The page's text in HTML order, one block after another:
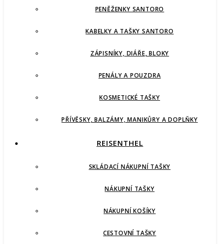
PENĚŽENKY SANTORO
KABELKY A TAŠKY SANTORO
ZÁPISNÍKY, DIÁŘE, BLOKY
PENÁLY A POUZDRA
KOSMETICKÉ TAŠKY
PŘÍVĚSKY, BALZÁMY, MANIKŮRY A DOPLŇKY
REISENTHEL
SKLÁDACÍ NÁKUPNÍ TAŠKY
NÁKUPNÍ TAŠKY
NÁKUPNÍ KOŠÍKY
CESTOVNÍ TAŠKY